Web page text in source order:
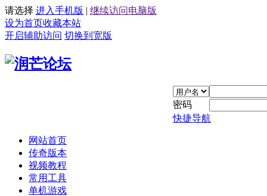
请选择 进入手机版 | 继续访问电脑版
设为首页收藏本站
开启辅助访问 切换到宽版
密码
快捷导航
网站首页
传奇版本
视频教程
常用工具
单机游戏